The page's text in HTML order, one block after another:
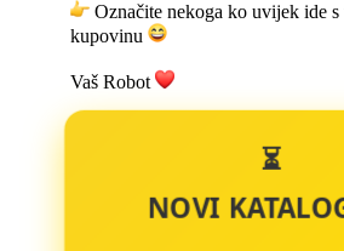
Označite nekoga ko uvijek ide s
kupovinu
Vaš Robot
⏳
NOVI